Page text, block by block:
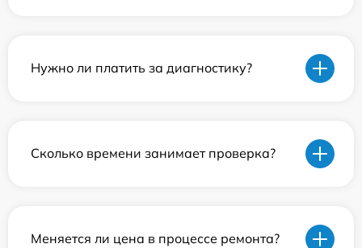
Нужно ли платить за диагностику?
Сколько времени занимает проверка?
Меняется ли цена в процессе ремонта?